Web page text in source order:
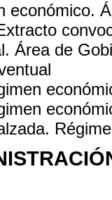
económico.
Área de